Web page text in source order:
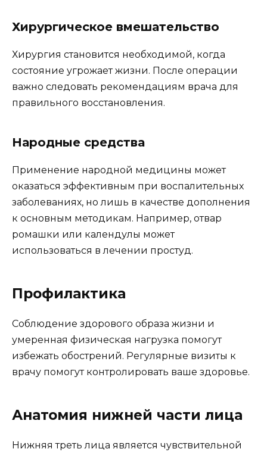
Хирургическое вмешательство
Хирургия становится необходимой, когда
состояние угрожает жизни. После операции
важно следовать рекомендациям врача для
правильного восстановления.
Народные средства
Применение народной медицины может
оказаться эффективным при воспалительных
заболеваниях, но лишь в качестве дополнения
к основным методикам. Например, отвар
ромашки или календулы может
использоваться в лечении простуд.
Профилактика
Соблюдение здорового образа жизни и
умеренная физическая нагрузка помогут
избежать обострений. Регулярные визиты к
врачу помогут контролировать ваше здоровье.
Анатомия нижней части лица
Нижняя треть лица является чувствительной